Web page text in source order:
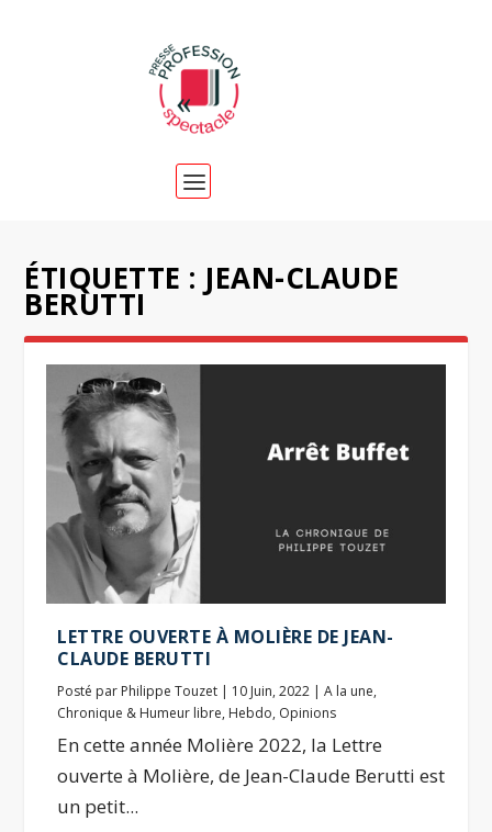
ÉTIQUETTE : JEAN-CLAUDE
BERUTTI
LETTRE OUVERTE À MOLIÈRE DE JEAN-
CLAUDE BERUTTI
Posté par Philippe Touzet | 10 Juin, 2022 |A la une,
Chronique & Humeur libre, Hebdo, Opinions
En cette année Molière 2022, la Lettre
ouverte à Molière, de Jean-Claude Berutti est
un petit...